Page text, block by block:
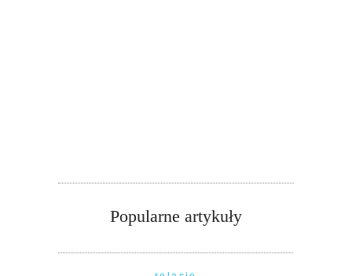
Popularne artykuły